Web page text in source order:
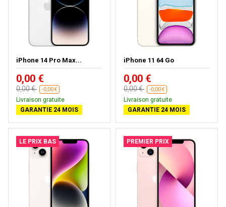
iPhone 14 Pro Max...
0,00 €
0,00 € -0,00 €
Livraison gratuite
GARANTIE 24 MOIS
iPhone 11 64 Go
0,00 €
0,00 € -0,00 €
Livraison gratuite
GARANTIE 24 MOIS
LE PRIX BAS PREMIER PRIX